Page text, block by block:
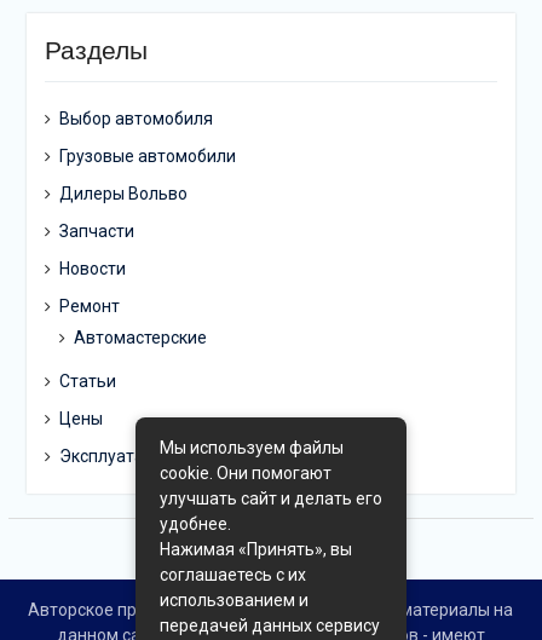
Разделы
Выбор автомобиля
Грузовые автомобили
Дилеры Вольво
Запчасти
Новости
Ремонт
Автомастерские
Статьи
Цены
Эксплуатация
Авторское право © Все права защищены. Все материалы на
данном сайте взяты из открытых источников - имеют
Мы используем файлы
cookie. Они помогают
улучшать сайт и делать его
удобнее.
Нажимая «Принять», вы
соглашаетесь с их
использованием и
передачей данных сервису